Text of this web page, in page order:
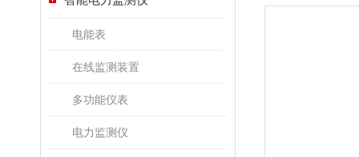
电能表
在线监测装置
多功能仪表
电力监测仪